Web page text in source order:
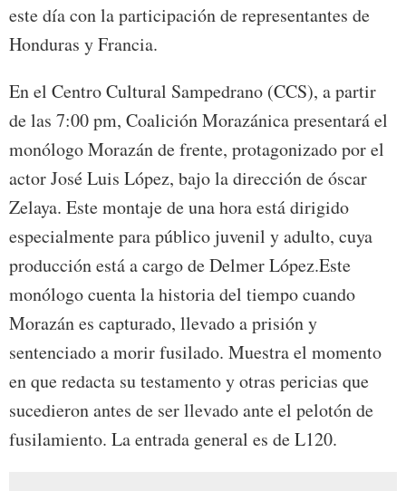
este día con la participación de representantes de
Honduras y Francia.
En el Centro Cultural Sampedrano (CCS), a partir
de las 7:00 pm, Coalición Morazánica presentará el
monólogo Morazán de frente, protagonizado por el
actor José Luis López, bajo la dirección de óscar
Zelaya. Este montaje de una hora está dirigido
especialmente para público juvenil y adulto, cuya
producción está a cargo de Delmer López.Este
monólogo cuenta la historia del tiempo cuando
Morazán es capturado, llevado a prisión y
sentenciado a morir fusilado. Muestra el momento
en que redacta su testamento y otras pericias que
sucedieron antes de ser llevado ante el pelotón de
fusilamiento. La entrada general es de L120.